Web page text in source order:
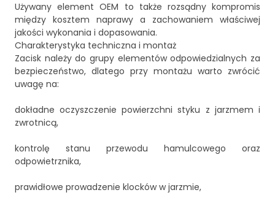
Używany element OEM to także rozsądny kompromis
między kosztem naprawy a zachowaniem właściwej
jakości wykonania i dopasowania.
Charakterystyka techniczna i montaż
Zacisk należy do grupy elementów odpowiedzialnych za
bezpieczeństwo, dlatego przy montażu warto zwrócić
uwagę na:
dokładne oczyszczenie powierzchni styku z jarzmem i
zwrotnicą,
kontrolę stanu przewodu hamulcowego oraz
odpowietrznika,
prawidłowe prowadzenie klocków w jarzmie,